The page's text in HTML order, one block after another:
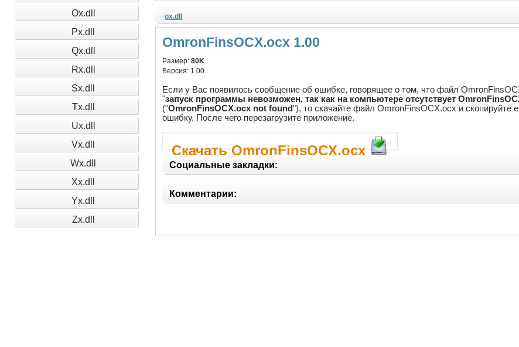
Ox.dll
Px.dll
Qx.dll
Rx.dll
Sx.dll
Tx.dll
Ux.dll
Vx.dll
Wx.dll
Xx.dll
Yx.dll
Zx.dll
ox.dll
OmronFinsOCX.ocx 1.00
Размер:80K
Версия: 1.00
Если у Вас появилось сообщение об ошибке, говорящее о том, что файл
"запуск программы невозможен, так как на компьютере отсутствует
("OmronFinsOCX.ocx not found"), то скачайте файл OmronFinsOCX.ocx и
ошибку. После чего перезагрузите приложение.
Скачать OmronFinsOCX.ocx
Социальные закладки:
Комментарии: